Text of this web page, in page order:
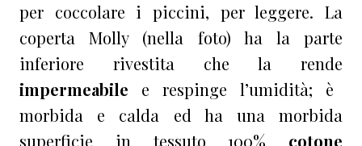
per coccolare i piccini, per leggere. La
coperta Molly (nella foto) ha la parte
inferiore rivestita che la rende
impermeabile e respinge l’umidità; è
morbida e calda ed ha una morbida
superficie in tessuto 100% cotone